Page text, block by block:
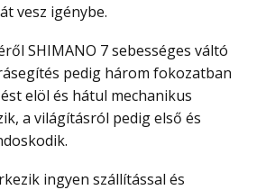
vesz igénybe.
pedig három fokozatban
elöl és hátul mechanikus
a világításról pedig első és